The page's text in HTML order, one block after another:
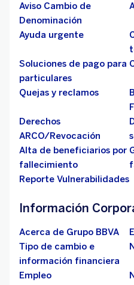
Aviso Cambio de
Denominación
Ayuda urgente
Soluciones de pago para
particulares
Quejas y reclamos
Derechos
ARCO/Revocación
Alta de beneficiarios por
fallecimiento
Reporte Vulnerabilidades
Información
Acerca de Grupo BBVA
Tipo de cambio e
información financiera
Empleo